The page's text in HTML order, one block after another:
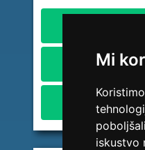
Mi
iskustvo
Broj tel: HT
Broj tel: BH